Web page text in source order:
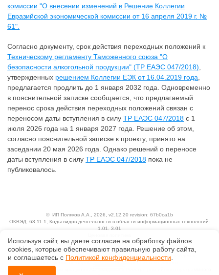
комиссии "О внесении изменений в Решение Коллегии
Евразийской экономической комиссии от 16 апреля 2019 г. №
61".
Согласно документу, срок действия переходных положений к
Техническому регламенту Таможенного союза "О
безопасности алкогольной продукции" (ТР ЕАЭС 047/2018)
утвержденных решением Коллегии ЕЭК от 16.04.2019 года
предлагается продлить до 1 января 2032 года. Одновременно
в пояснительной записке сообщается, что предлагаемый
перенос срока действия переходных положений связан с
переносом даты вступления в силу ТР ЕАЭС 047/2018 с 1
июля 2026 года на 1 января 2027 года. Решение об этом,
согласно пояснительной записке к проекту, принято на
заседании 20 мая 2026 года. Однако решений о переносе
даты вступления в силу ТР ЕАЭС 047/2018 пока не
публиковалось.
© ИП Поляков А.А.
, 2026, v2.12.20 revision: 67b0ca1b
ОКВЭД: 63.11.1, Коды видов деятельности в области информационных технологий:
1.01, 3.01
Технологии
Исключительные авторские и смежные права принадлежат АО «Кодекс».
Положение по обработке и защите персональных данных
Используя сайт, вы даете согласие на обработку файлов
сооkiеs, которые обеспечивают правильную работу сайта,
и соглашаетесь с Политикой конфиденциальности